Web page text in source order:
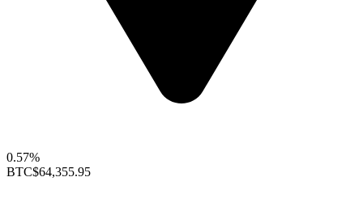
0.57%
BTC$64,355.95